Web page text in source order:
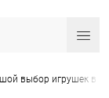
выбор игрушек в